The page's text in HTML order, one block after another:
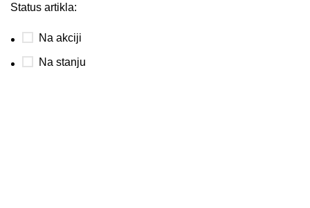
Status artikla:
Na akciji
Na stanju